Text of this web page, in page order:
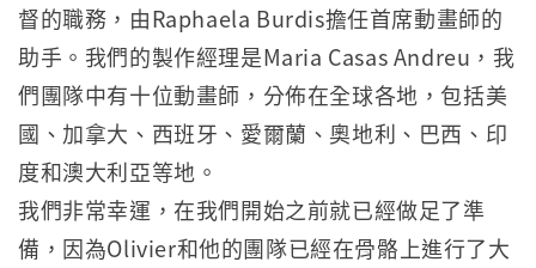
督的職務，由Raphaela Burdis擔任首席動畫師的
助手。我們的製作經理是Maria Casas Andreu，我
們團隊中有十位動畫師，分佈在全球各地，包括美
國、加拿大、西班牙、愛爾蘭、奧地利、巴西、印
度和澳大利亞等地。
我們非常幸運，在我們開始之前就已經做足了準
備，因為Olivier和他的團隊已經在骨骼上進行了大